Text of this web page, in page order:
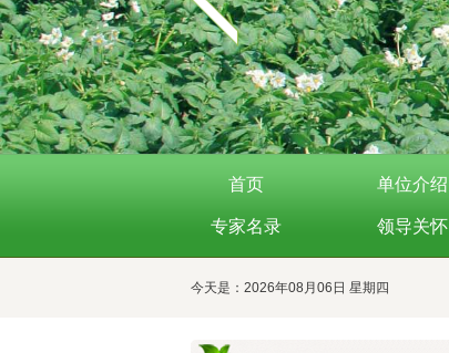
首页 单位介绍
专家名录 领导关怀
今天是：2026年08月06日 星期四